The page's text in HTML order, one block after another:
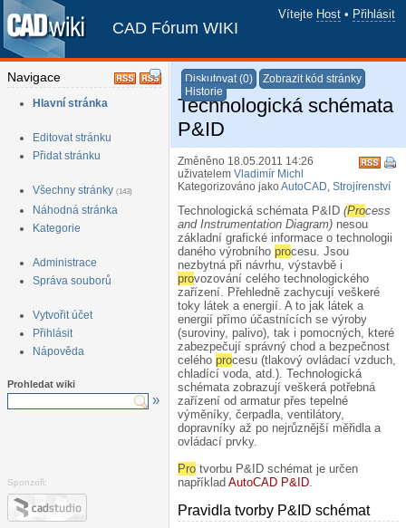
Vítejte Host • Přihlásit
CAD Fórum WIKI
Navigace
Hlavní stránka
Editovat stránku
Přidat stránku
Všechny stránky (143)
Náhodná stránka
Kategorie
Administrace
Správa souborů
Vytvořit účet
Přihlásit
Nápověda
Prohledat wiki
»
Sponzoři:
Diskutovat (0)
Zobrazit kód stránky
Historie
Technologická schémata
P&ID
Změněno 18.05.2011 14:26
uživatelem Vladimír Michl
Kategorizováno jakoAutoCAD, Strojírenství
Technologická schémata P&ID (Process
and Instrumentation Diagram) nesou
základní grafické informace o technologii
daného výrobního procesu. Jsou
nezbytná při návrhu, výstavbě i
provozování celého technologického
zařízení. Přehledně zachycují veškeré
toky látek a energií. A to jak látek a
energií přímo účastnících se výroby
(suroviny, palivo), tak i pomocných, které
zabezpečují správný chod a bezpečnost
celého procesu (tlakový ovládací vzduch,
chladící voda, atd.). Technologická
schémata zobrazují veškerá potřebná
zařízení od armatur přes tepelné
výměníky, čerpadla, ventilátory,
dopravníky až po nejrůznější měřidla a
ovládací prvky.
Pro tvorbu P&ID schémat je určen
například AutoCAD P&ID.
Pravidla tvorby P&ID schémat